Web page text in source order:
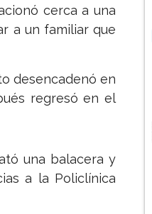
cerca a una
a un familiar que
desencadenó en
regresó en el
una balacera y
a la Policlínica